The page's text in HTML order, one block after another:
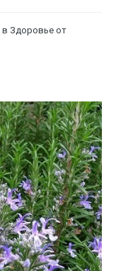
в Здоровье от